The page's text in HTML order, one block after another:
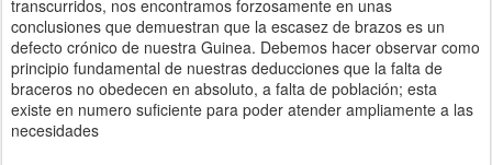
transcurridos, nos encontramos forzosamente en unas
conclusiones que demuestran que la escasez de brazos es un
defecto crónico de nuestra Guinea. Debemos hacer observar como
principio fundamental de nuestras deducciones que la falta de
braceros no obedecen en absoluto, a falta de población; esta
existe en numero suficiente para poder atender ampliamente a las
necesidades